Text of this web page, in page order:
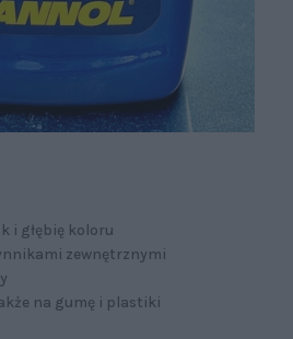
i głębię koloru
zewnętrznymi
na gumę i plastiki